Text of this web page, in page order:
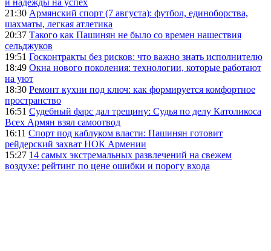
и надежды на успех
21:30 Армянский спорт (7 августа): футбол, единоборства,
шахматы, легкая атлетика
20:37 Такого как Пашинян не было со времен нашествия
сельджуков
19:51 Госконтракты без рисков: что важно знать исполнителю
18:49 Окна нового поколения: технологии, которые работают
на уют
18:30 Ремонт кухни под ключ: как формируется комфортное
пространство
16:51 Судебный фарс дал трещину: Судья по делу Католикоса
Всех Армян взял самоотвод
16:11 Спорт под каблуком власти: Пашинян готовит
рейдерский захват НОК Армении
15:27 14 самых экстремальных развлечений на свежем
воздухе: рейтинг по цене ошибки и порогу входа